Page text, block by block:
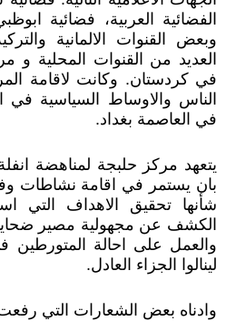
الفضائية العربية، فضائية
وبعض القنوات الالمانية
العديد من القنوات المحلية و
في كردستان. وكانت لاقامة
الناس والاوساط السياسية في
في العاصمة بغداد.
يتعهد مركز حلبجة لمناهضة
بان يستمر في اقامة نشاطات
شأنها تحقيق الاهداف التي
الكشف عن مجهولية مصير ضحايا
والعمل على احالة المتورطين
لينالوا الجزاء العادل.
وادناه بعض الشعارات التي رفعت